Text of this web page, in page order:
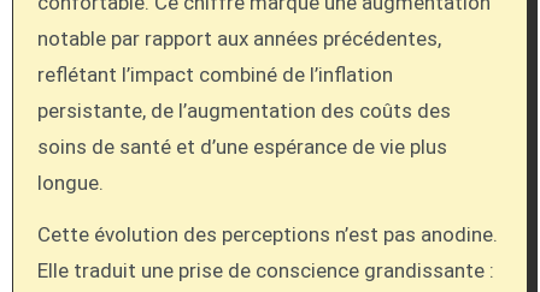
notable par rapport aux années précédentes,
reflétant l’impact combiné de l’inflation
persistante, de l’augmentation des coûts des
soins de santé et d’une espérance de vie plus
longue.
Cette évolution des perceptions n’est pas anodine.
Elle traduit une prise de conscience grandissante :